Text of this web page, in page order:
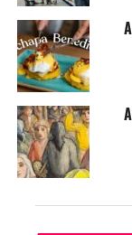
La medida, por
de los sindicatos,
Abanca que
considera que
a los empleados
cotidianas
comentar